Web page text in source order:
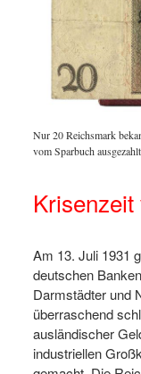
Nur 20 Reichsmark
vom Sparbuch
Am 13. Juli 1931
deutschen
Darmstädter und
überraschend
ausländischer
industriellen